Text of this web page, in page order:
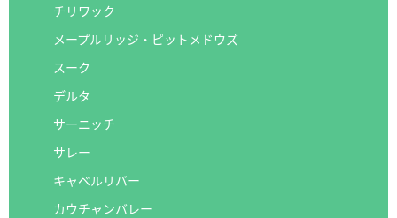
チリワック
メープルリッジ・ピットメドウズ
スーク
デルタ
サーニッチ
サレー
キャベルリバー
カウチャンバレー